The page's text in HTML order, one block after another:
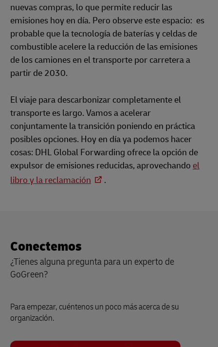
nuevas compras, lo que permite reducir las
emisiones hoy en día. Pero observe este espacio: es
probable que la tecnología de baterías y celdas de
combustible acelere la reducción de las emisiones
de los camiones en el transporte por carretera a
partir de 2030.
El viaje para descarbonizar completamente el
transporte es largo. Vamos a acelerar
conjuntamente la transición poniendo en práctica
posibles opciones. Hoy en día ya podemos hacer
cosas: DHL Global Forwarding ofrece la opción de
expulsor de emisiones reducidas, aprovechando el
libro y la reclamación
.
Conectemos
¿Tienes alguna pregunta para un experto de
GoGreen?
Para empezar, cuéntenos un poco más acerca de su
organización.